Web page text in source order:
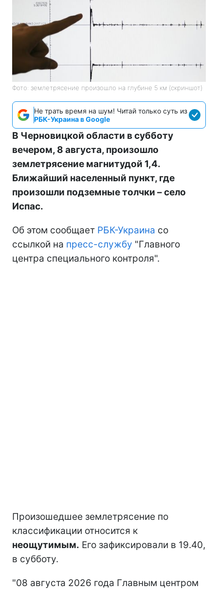
Фото: землетрясение произошло на глубине 5 км (скриншот)
Не трать время на шум! Читай только суть из
РБК-Украина в Google
В Черновицкой области в субботу
вечером, 8 августа, произошло
землетрясение магнитудой 1,4.
Ближайший населенный пункт, где
произошли подземные толчки – село
Испас.
Об этом сообщает РБК-Украина со
ссылкой на пресс-службу "Главного
центра специального контроля".
Произошедшее землетрясение по
классификации относится к
неощутимым. Его зафиксировали в 19.40,
в субботу.
"08 августа 2026 года Главным центром